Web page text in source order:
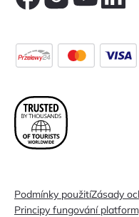
Podmínky použitíZásady
Principy fungování